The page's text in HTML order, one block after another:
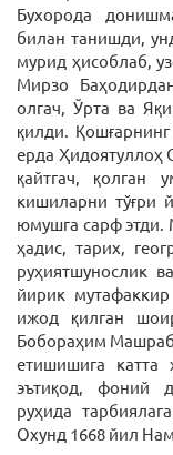
Бухорода
билан танишди,
мурид ҳисоблаб,
Мирзо
олгач, Ўрта ва
қилди.
ерда Ҳидоятуллоҳ
қайтгач, қолган
кишиларни тўғри
юмушга сарф этди.
ҳадис, тарих,
руҳиятшунослик
йирик
ижод қилган
Бобораҳим
етишишига катта
эътиқод, фоний
руҳида
Охунд 1668 йил